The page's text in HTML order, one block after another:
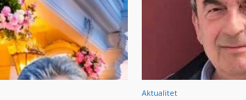
Aktualitet